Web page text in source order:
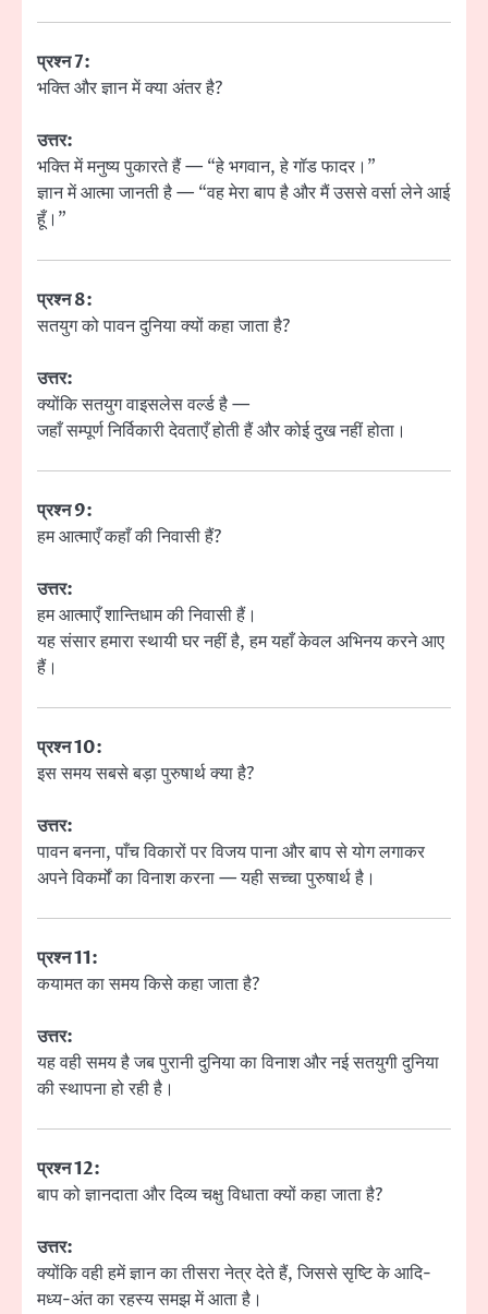
प्रश्न 7:
भक्ति और ज्ञान में क्या अंतर है?
उत्तर:
भक्ति में मनुष्य पुकारते हैं — “हे भगवान, हे गॉड फादर।”
ज्ञान में आत्मा जानती है — “वह मेरा बाप है और मैं उससे वर्सा लेने आई
हूँ।”
प्रश्न 8:
सतयुग को पावन दुनिया क्यों कहा जाता है?
उत्तर:
क्योंकि सतयुग वाइसलेस वर्ल्ड है —
जहाँ सम्पूर्ण निर्विकारी देवताएँ होती हैं और कोई दुख नहीं होता।
प्रश्न 9:
हम आत्माएँ कहाँ की निवासी हैं?
उत्तर:
हम आत्माएँ शान्तिधाम की निवासी हैं।
यह संसार हमारा स्थायी घर नहीं है, हम यहाँ केवल अभिनय करने आए
हैं।
प्रश्न 10:
इस समय सबसे बड़ा पुरुषार्थ क्या है?
उत्तर:
पावन बनना, पाँच विकारों पर विजय पाना और बाप से योग लगाकर
अपने विकर्मों का विनाश करना — यही सच्चा पुरुषार्थ है।
प्रश्न 11:
कयामत का समय किसे कहा जाता है?
उत्तर:
यह वही समय है जब पुरानी दुनिया का विनाश और नई सतयुगी दुनिया
की स्थापना हो रही है।
प्रश्न 12:
बाप को ज्ञानदाता और दिव्य चक्षु विधाता क्यों कहा जाता है?
उत्तर:
क्योंकि वही हमें ज्ञान का तीसरा नेत्र देते हैं, जिससे सृष्टि के आदि-
मध्य-अंत का रहस्य समझ में आता है।